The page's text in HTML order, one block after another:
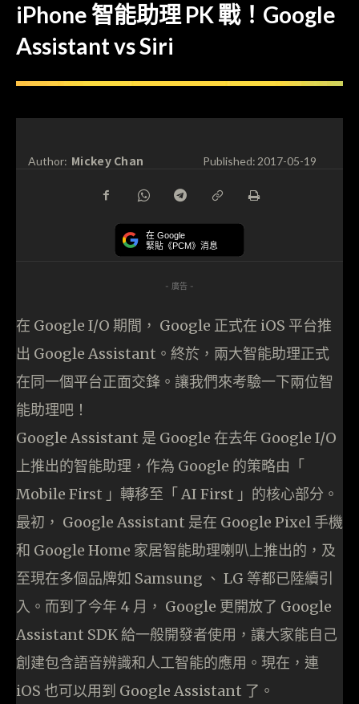
iPhone 智能助理 PK 戰！Google
Assistant vs Siri
Author: Mickey Chan Published:2017-05-19
在 Google
緊貼《PCM》消息
- 廣告 -
在 Google I/O 期間， Google 正式在 iOS 平台推
出 Google Assistant。終於，兩大智能助理正式
在同一個平台正面交鋒。讓我們來考驗一下兩位智
能助理吧！
Google Assistant 是 Google 在去年 Google I/O
上推出的智能助理，作為 Google 的策略由「
Mobile First 」轉移至「 AI First 」的核心部分。
最初， Google Assistant 是在 Google Pixel 手機
和 Google Home 家居智能助理喇叭上推出的，及
至現在多個品牌如 Samsung 、 LG 等都已陸續引
入。而到了今年 4 月， Google 更開放了 Google
Assistant SDK 給一般開發者使用，讓大家能自己
創建包含語音辨識和人工智能的應用。現在，連
iOS 也可以用到 Google Assistant 了。